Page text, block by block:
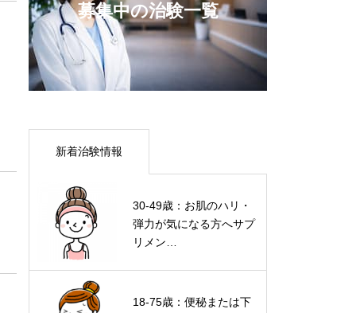
募集中の治験一覧
新着治験情報
30-49歳：お肌のハリ・
弾力が気になる方へサプ
リメン…
18-75歳：便秘または下